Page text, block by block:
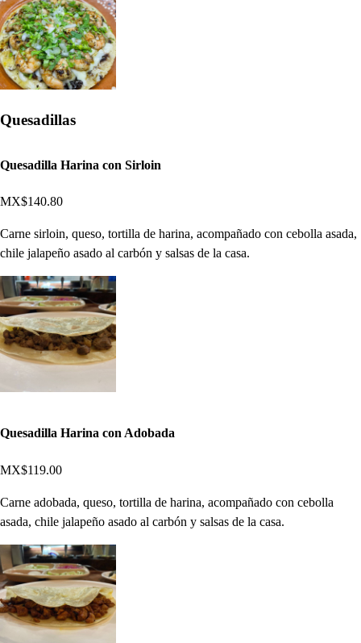
Quesadillas
Quesadilla Harina con Sirloin
MX$140.80
Carne sirloin, queso, tortilla de harina, acompañado con cebolla asada,
chile jalapeño asado al carbón y salsas de la casa.
Quesadilla Harina con Adobada
MX$119.00
Carne adobada, queso, tortilla de harina, acompañado con cebolla
asada, chile jalapeño asado al carbón y salsas de la casa.